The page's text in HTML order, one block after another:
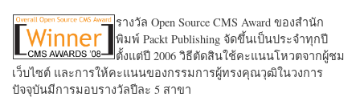
รางวัล Open Source CMS Award ของสำนัก
พิมพ์ Packt Publishing จัดขึ้นเป็นประจำทุกปี
ตั้งแต่ปี 2006 วิธีตัดสินใช้คะแนนโหวตจากผู้ชม
เว็บไซต์ และการให้คะแนนของกรรมการผู้ทรงคุณวุฒิในวงการ
ปัจจุบันมีการมอบรางวัลปีละ 5 สาขา